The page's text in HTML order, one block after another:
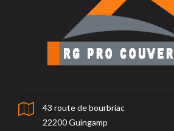
43 route de bourbriac
22200 Guingamp